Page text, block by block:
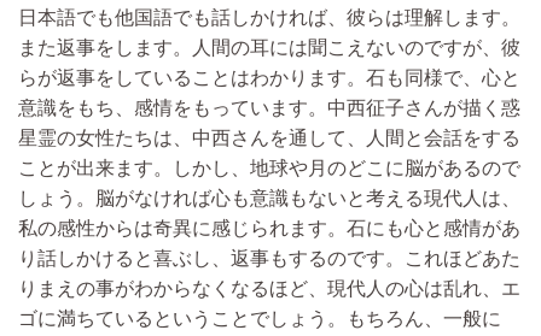
日本語でも他国語でも話しかければ、彼らは理解します。
また返事をします。人間の耳には聞こえないのですが、彼
らが返事をしていることはわかります。石も同様で、心と
意識をもち、感情をもっています。中西征子さんが描く惑
星霊の女性たちは、中西さんを通して、人間と会話をする
ことが出来ます。しかし、地球や月のどこに脳があるので
しょう。脳がなければ心も意識もないと考える現代人は、
私の感性からは奇異に感じられます。石にも心と感情があ
り話しかけると喜ぶし、返事もするのです。これほどあた
りまえの事がわからなくなるほど、現代人の心は乱れ、エ
ゴに満ちているということでしょう。もちろん、一般に